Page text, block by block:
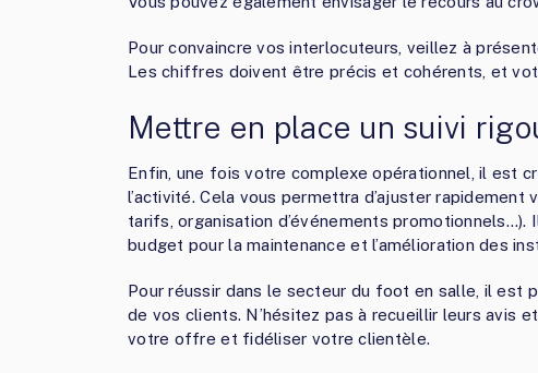
Pour convaincre vos interlocuteurs, veillez à
Les chiffres doivent être précis et cohérents, et
Mettre en place un suivi
Enfin, une fois votre complexe opérationnel, il est
l’activité. Cela vous permettra d’ajuster
tarifs, organisation d’événements
budget pour la maintenance et l’amélioration des
Pour réussir dans le secteur du foot en salle, il est
de vos clients. N’hésitez pas à recueillir leurs avis
votre offre et fidéliser votre clientèle.